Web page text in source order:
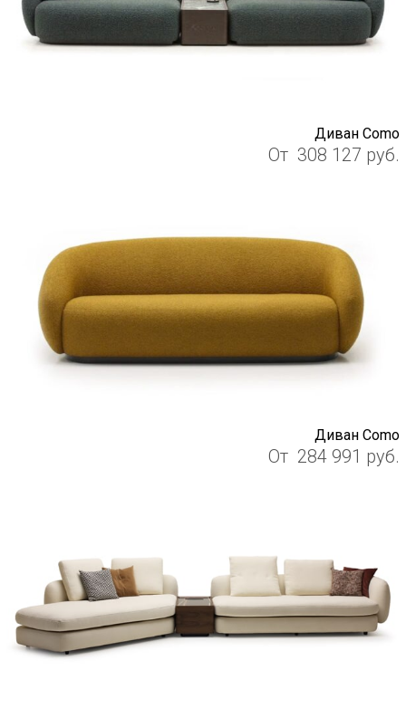
Диван Como
От 308 127 руб.
Диван Como
От 284 991 руб.